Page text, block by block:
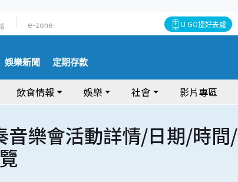
e-zone U GO搵好去處
娛樂新聞 定期存款
飲食情報 娛樂 社會 影片專區
音樂會活動詳情/日期/時間/